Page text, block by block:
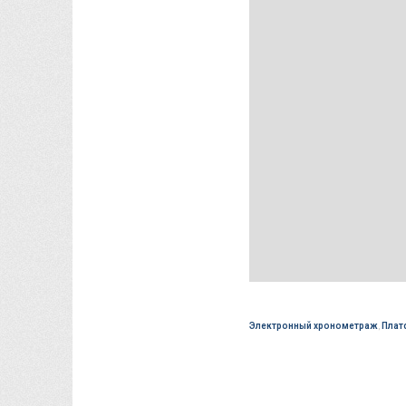
Электронный хронометраж